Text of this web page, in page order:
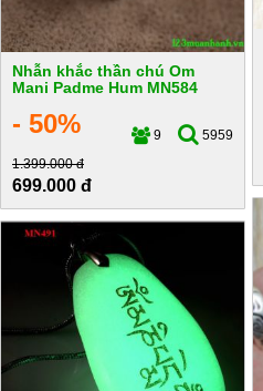
Nhẫn khắc thần chú Om
Mani Padme Hum MN584
- 50% 9
5959
1.399.000 đ
699.000 đ